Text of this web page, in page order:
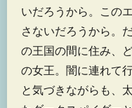
いだろうから。この
さないだろうから。
の王国の間に住み、
の女王。闇に連れて
と気づきながらも、